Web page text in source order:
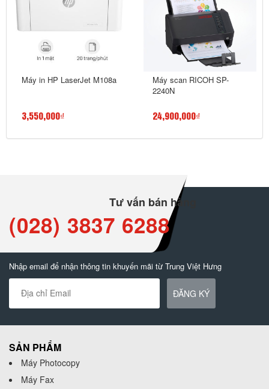
Máy in HP LaserJet M108a
3,550,000₫
Máy scan RICOH SP-
2240N
24,900,000₫
Tư vấn bán hàng
(028) 3837 6288
Nhập email để nhận thông tin khuyến mãi từ Trung Việt Hưng
ĐĂNG KÝ
SẢN PHẨM
Máy Photocopy
Máy Fax